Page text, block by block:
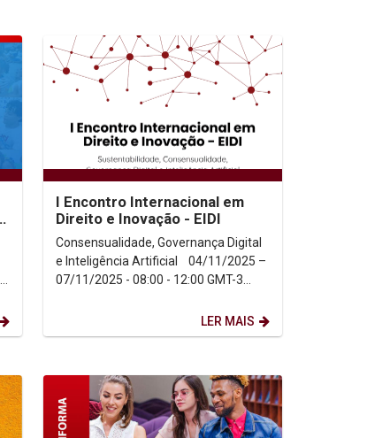
I Encontro Internacional em
Direito e Inovação - EIDI
Consensualidade, Governança Digital
e Inteligência Artificial 04/11/2025 –
07/11/2025 - 08:00 - 12:00 GMT-3
LER MAIS